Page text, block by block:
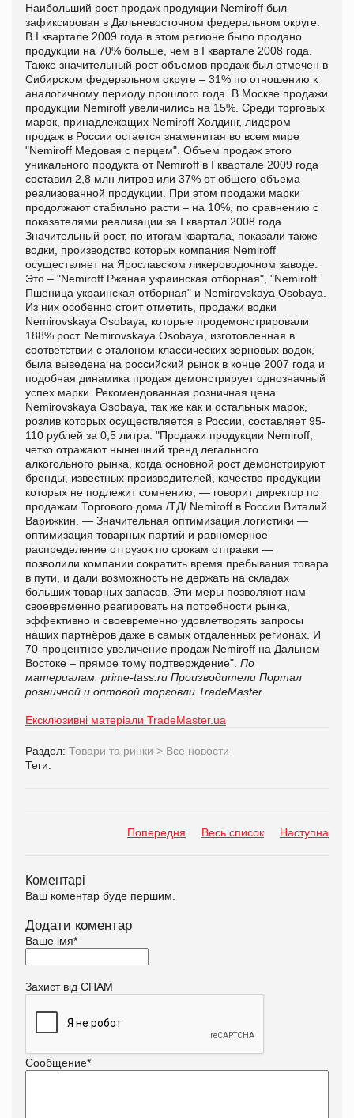
Наибольший рост продаж продукции Nemiroff был
зафиксирован в Дальневосточном федеральном округе.
В I квартале 2009 года в этом регионе было продано
продукции на 70% больше, чем в I квартале 2008 года.
Также значительный рост объемов продаж был отмечен в
Сибирском федеральном округе – 31% по отношению к
аналогичному периоду прошлого года. В Москве продажи
продукции Nemiroff увеличились на 15%. Среди торговых
марок, принадлежащих Nemiroff Холдинг, лидером
продаж в России остается знаменитая во всем мире
"Nemiroff Медовая с перцем". Объем продаж этого
уникального продукта от Nemiroff в I квартале 2009 года
составил 2,8 млн литров или 37% от общего объема
реализованной продукции. При этом продажи марки
продолжают стабильно расти – на 10%, по сравнению с
показателями реализации за I квартал 2008 года.
Значительный рост, по итогам квартала, показали также
водки, производство которых компания Nemiroff
осуществляет на Ярославском ликероводочном заводе.
Это – "Nemiroff Ржаная украинская отборная", "Nemiroff
Пшеница украинская отборная" и Nemirovskaya Osobaya.
Из них особенно стоит отметить, продажи водки
Nemirovskaya Osobaya, которые продемонстрировали
188% рост. Nemirovskaya Osobaya, изготовленная в
соответствии с эталоном классических зерновых водок,
была выведена на российский рынок в конце 2007 года и
подобная динамика продаж демонстрирует однозначный
успех марки. Рекомендованная розничная цена
Nemirovskaya Osobaya, так же как и остальных марок,
розлив которых осуществляется в России, составляет 95-
110 рублей за 0,5 литра. "Продажи продукции Nemiroff,
четко отражают нынешний тренд легального
алкогольного рынка, когда основной рост демонстрируют
бренды, известных производителей, качество продукции
которых не подлежит сомнению, — говорит директор по
продажам Торгового дома /ТД/ Nemiroff в России Виталий
Варижкин. — Значительная оптимизация логистики —
оптимизация товарных партий и равномерное
распределение отгрузок по срокам отправки —
позволили компании сократить время пребывания товара
в пути, и дали возможность не держать на складах
больших товарных запасов. Эти меры позволяют нам
своевременно реагировать на потребности рынка,
эффективно и своевременно удовлетворять запросы
наших партнёров даже в самых отдаленных регионах. И
70-процентное увеличение продаж Nemiroff на Дальнем
Востоке – прямое тому подтверждение". По
материалам: prime-tass.ru Производители Портал
розничной и оптовой торговли TradeMaster
Ексклюзивні матеріали TradeMaster.ua
Раздел: Товари та ринки > Все новости
Теги:
Попередня Весь список Наступна
Коментарі
Ваш коментар буде першим.
Додати коментар
Ваше імя*
Захист від СПАМ
Сообщение*